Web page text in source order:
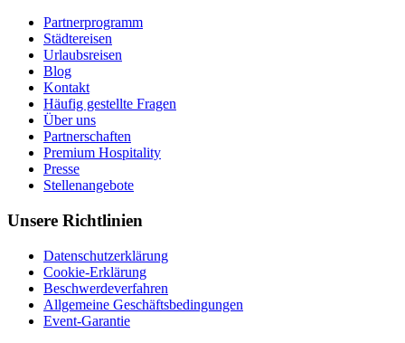
Partnerprogramm
Städtereisen
Urlaubsreisen
Blog
Kontakt
Häufig gestellte Fragen
Über uns
Partnerschaften
Premium Hospitality
Presse
Stellenangebote
Unsere Richtlinien
Datenschutzerklärung
Cookie-Erklärung
Beschwerdeverfahren
Allgemeine Geschäftsbedingungen
Event-Garantie